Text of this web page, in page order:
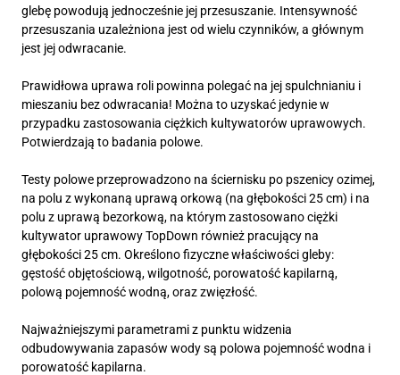
glebę powodują jednocześnie jej przesuszanie. Intensywność
przesuszania uzależniona jest od wielu czynników, a głównym
jest jej odwracanie.
Prawidłowa uprawa roli powinna polegać na jej spulchnianiu i
mieszaniu bez odwracania! Można to uzyskać jedynie w
przypadku zastosowania ciężkich kultywatorów uprawowych.
Potwierdzają to badania polowe.
Testy polowe przeprowadzono na ściernisku po pszenicy ozimej,
na polu z wykonaną uprawą orkową (na głębokości 25 cm) i na
polu z uprawą bezorkową, na którym zastosowano ciężki
kultywator uprawowy TopDown również pracujący na
głębokości 25 cm. Określono fizyczne właściwości gleby:
gęstość objętościową, wilgotność, porowatość kapilarną,
polową pojemność wodną, oraz zwięzłość.
Najważniejszymi parametrami z punktu widzenia
odbudowywania zapasów wody są polowa pojemność wodna i
porowatość kapilarna.